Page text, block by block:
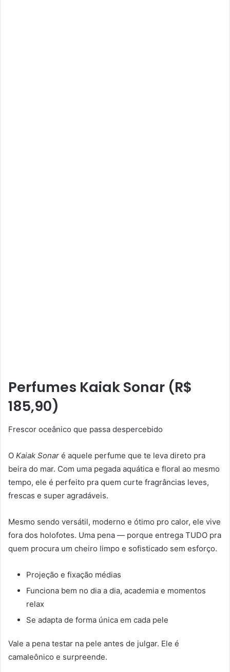
Perfumes Kaiak Sonar (R$
185,90)
Frescor oceânico que passa despercebido
O Kaiak Sonar é aquele perfume que te leva direto pra
beira do mar. Com uma pegada aquática e floral ao mesmo
tempo, ele é perfeito pra quem curte fragrâncias leves,
frescas e super agradáveis.
Mesmo sendo versátil, moderno e ótimo pro calor, ele vive
fora dos holofotes. Uma pena — porque entrega TUDO pra
quem procura um cheiro limpo e sofisticado sem esforço.
Projeção e fixação médias
Funciona bem no dia a dia, academia e momentos
relax
Se adapta de forma única em cada pele
Vale a pena testar na pele antes de julgar. Ele é
camaleônico e surpreende.